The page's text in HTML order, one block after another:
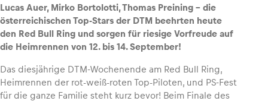
Fahrzeug
Alle anzeigen
Lucas Auer, Mirko Bortolotti, Thomas Preining – die
österreichischen Top-Stars der DTM beehrten heute
den Red Bull Ring und sorgen für riesige Vorfreude auf
die Heimrennen von 12. bis 14. September!
Das diesjährige DTM-Wochenende am Red Bull Ring,
Heimrennen der rot-weiß-roten Top-Piloten, und PS-Fest
für die ganze Familie steht kurz bevor! Beim Finale des